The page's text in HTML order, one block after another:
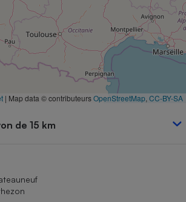
| Map data © contributeursOpenStreetMap CC-BY-SA
de 15 km
Complément
alimentaire
Assurance emprunteur
Petit électroménager -
Mutuelle